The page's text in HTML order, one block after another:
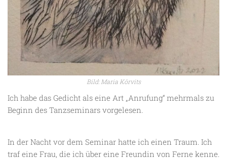
Bild: Maria Körvits
Ich habe das Gedicht als eine Art „Anrufung“ mehrmals zu
Beginn des Tanzseminars vorgelesen.
In der Nacht vor dem Seminar hatte ich einen Traum. Ich
traf eine Frau, die ich über eine Freundin von Ferne kenne.